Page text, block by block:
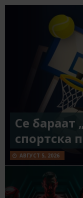
Се бараат
спортска
АВГУСТ 5, 2026